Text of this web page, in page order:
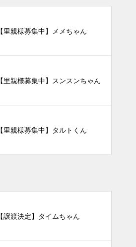
【里親様募集中】メメちゃん
【里親様募集中】スンスンちゃん
【里親様募集中】タルトくん
【譲渡決定】タイムちゃん